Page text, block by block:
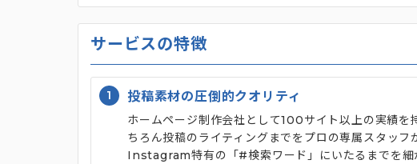
サービスの特徴
1 投稿素材の圧倒的クオリティ
ホームページ制作会社として100サイト以上の実績
ちろん投稿のライティングまでをプロの専属スタッフ
Instagram特有の「#検索ワード」にいたるまでを細